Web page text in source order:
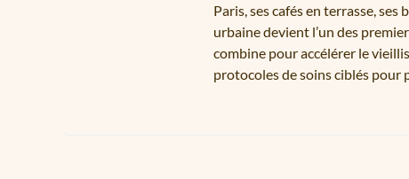
Paris, ses cafés en terrasse,
urbaine devient l’un des
combine pour accélérer le
protocoles de soins ciblés pour